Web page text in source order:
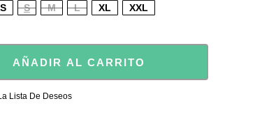
S M L XL XXL
AÑADIR AL CARRITO
Lista De Deseos